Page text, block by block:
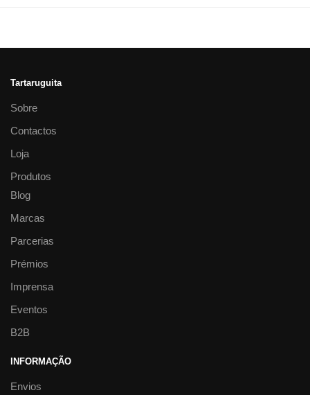
Tartaruguita
Sobre
Contactos
Loja
Produtos
Blog
Marcas
Parcerias
Prémios
Imprensa
Eventos
B2B
INFORMAÇÃO
Envios